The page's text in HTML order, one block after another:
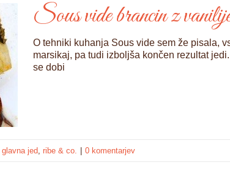
Sous vide brancin z
O tehniki kuhanja Sous vide sem že pisala,
marsikaj, pa tudi izboljša končen rezultat
se dobi
glavna jed, ribe & co. 0 komentarjev